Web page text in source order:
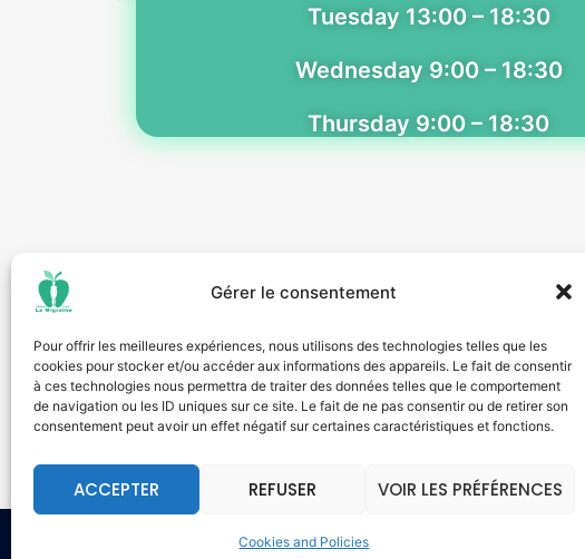
Gérer le consentement
Pour offrir les meilleures expériences, nous utilisons des technologies telles que les
cookies pour stocker et/ou accéder aux informations des appareils. Le fait de consentir
à ces technologies nous permettra de traiter des données telles que le comportement
de navigation ou les ID uniques sur ce site. Le fait de ne pas consentir ou de retirer son
consentement peut avoir un effet négatif sur certaines caractéristiques et fonctions.
ACCEPTER REFUSER VOIR LES PRÉFÉRENCES
Cookies and Policies
Tuesday 13:00 – 18:30
Wednesday 9:00 – 18:30
Thursday 9:00 – 18:30
© 2026 Clinique La Migraine Laval. Proudly powered by